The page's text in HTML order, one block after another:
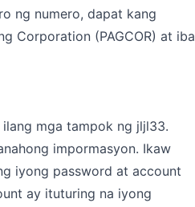
ng numero, dapat kang
Corporation (PAGCOR) at iba
mga tampok ng jljl33.
impormasyon. Ikaw
iyong password at account
ay ituturing na iyong